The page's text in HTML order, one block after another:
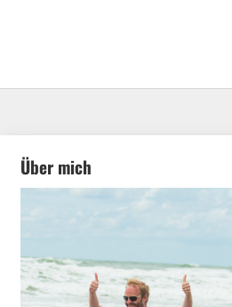
Über mich